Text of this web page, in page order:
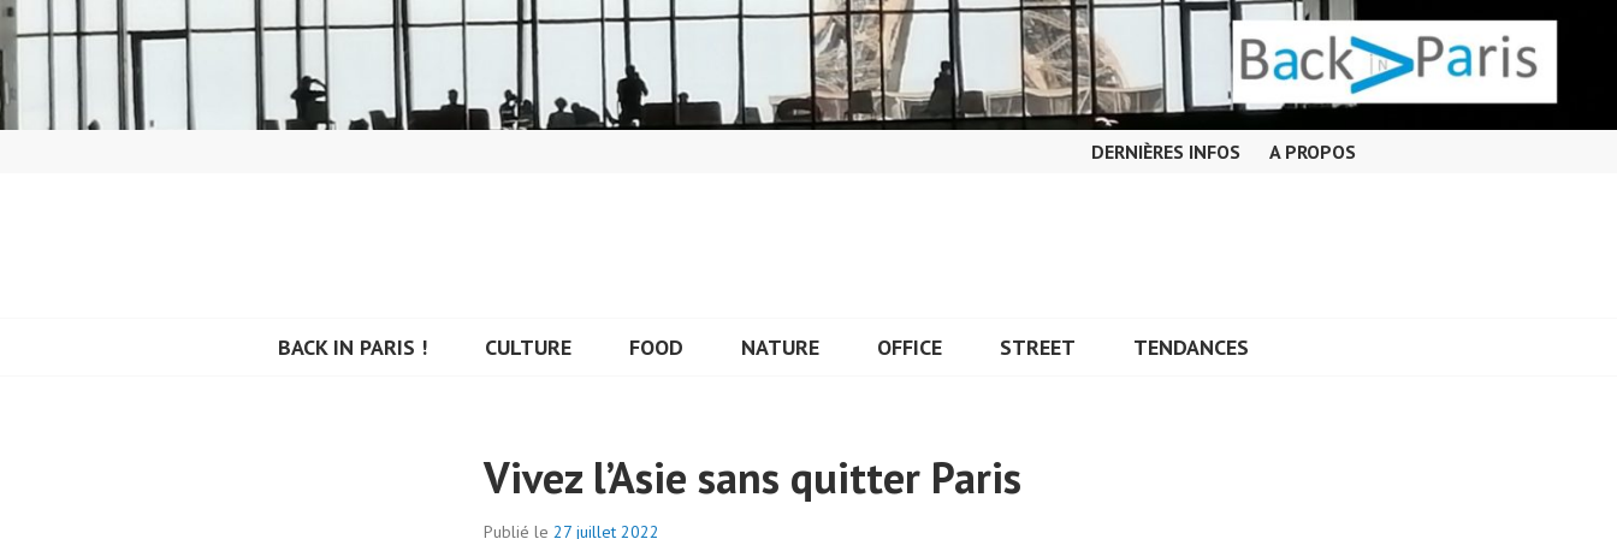
Aller
au
contenu
principal
DERNIÈRES INFOS A PROPOS
BACK IN PARIS ! CULTURE FOOD NATURE OFFICE STREET TENDANCES
Vivez l’Asie sans quitter Paris
Publié le 27 juillet 2022